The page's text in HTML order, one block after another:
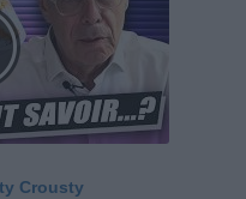
Crousty